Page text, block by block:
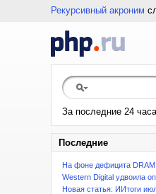
Рекурсивный акроним
За последние 24
Последние
На фоне дефицита DRAM
Western Digital удвоила
Новая статья: ИИтоги